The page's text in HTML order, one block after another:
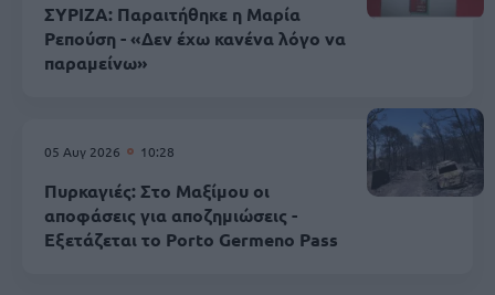
ΣΥΡΙΖΑ: Παραιτήθηκε η Μαρία
Ρεπούση - «Δεν έχω κανένα λόγο να
παραμείνω»
05 Αυγ 2026 10:28
Πυρκαγιές: Στο Μαξίμου οι
αποφάσεις για αποζημιώσεις -
Εξετάζεται το Porto Germeno Pass